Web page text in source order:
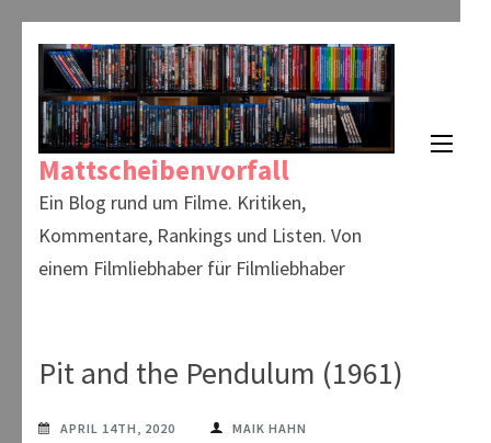
springen
(Enter
drücken)
Mattscheibenvorfall
Ein Blog rund um Filme. Kritiken,
Kommentare, Rankings und Listen. Von
einem Filmliebhaber für Filmliebhaber
Pit and the Pendulum (1961)
APRIL 14TH, 2020 MAIK HAHN